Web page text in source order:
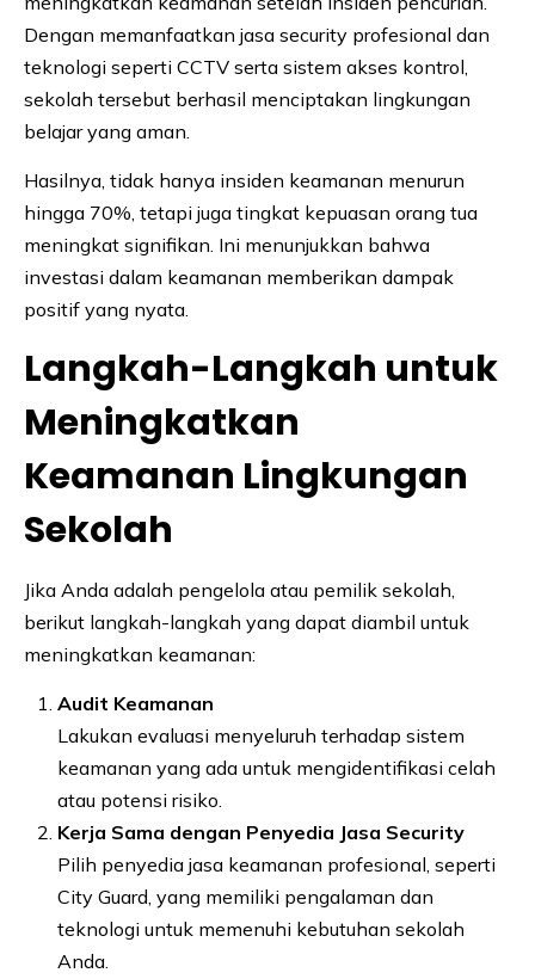
Dengan memanfaatkan jasa security profesional dan
teknologi seperti CCTV serta sistem akses kontrol,
sekolah tersebut berhasil menciptakan lingkungan
belajar yang aman.
Hasilnya, tidak hanya insiden keamanan menurun
hingga 70%, tetapi juga tingkat kepuasan orang tua
meningkat signifikan. Ini menunjukkan bahwa
investasi dalam keamanan memberikan dampak
positif yang nyata.
Langkah-Langkah untuk
Meningkatkan
Keamanan Lingkungan
Sekolah
Jika Anda adalah pengelola atau pemilik sekolah,
berikut langkah-langkah yang dapat diambil untuk
meningkatkan keamanan:
Audit Keamanan
Lakukan evaluasi menyeluruh terhadap sistem
keamanan yang ada untuk mengidentifikasi celah
atau potensi risiko.
Kerja Sama dengan Penyedia Jasa Security
Pilih penyedia jasa keamanan profesional, seperti
City Guard, yang memiliki pengalaman dan
teknologi untuk memenuhi kebutuhan sekolah
Anda.